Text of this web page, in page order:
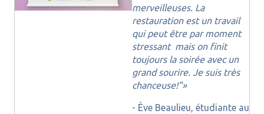
merveilleuses. La
restauration est un travail
qui peut être par moment
stressant mais on finit
toujours la soirée avec un
grand sourire. Je suis très
chanceuse!"»
- Ève Beaulieu, étudiante au